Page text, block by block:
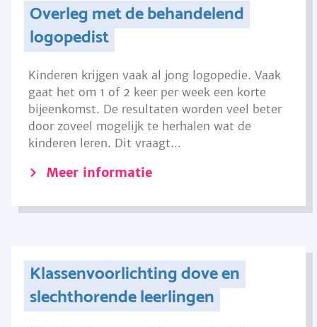
Overleg met de behandelend
logopedist
Kinderen krijgen vaak al jong logopedie. Vaak
gaat het om 1 of 2 keer per week een korte
bijeenkomst. De resultaten worden veel beter
door zoveel mogelijk te herhalen wat de
kinderen leren. Dit vraagt...
Meer informatie
Klassenvoorlichting dove en
slechthorende leerlingen